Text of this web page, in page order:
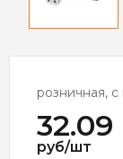
розничная,
32.09
руб/шт